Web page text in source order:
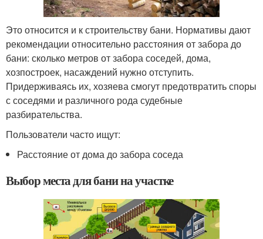
Это относится и к строительству бани. Нормативы дают
рекомендации относительно расстояния от забора до
бани: сколько метров от забора соседей, дома,
хозпостроек, насаждений нужно отступить.
Придерживаясь их, хозяева смогут предотвратить споры
с соседями и различного рода судебные
разбирательства.
Пользователи часто ищут:
Расстояние от дома до забора соседа
Выбор места для бани на участке